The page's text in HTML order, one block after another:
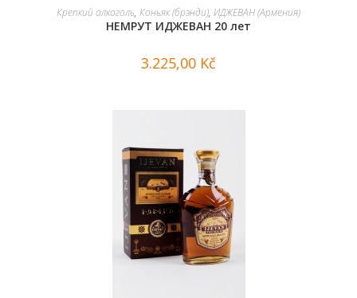
В КОРЗИНУ
Крепкий алкоголь, Коньяк (брэнди), ИДЖЕВАН (Армения)
НЕМРУТ ИДЖЕВАН 20 лет
3.225,00 Kč